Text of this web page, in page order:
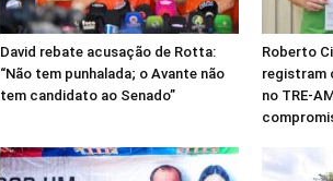
David rebate acusação de Rotta:
“Não tem punhalada; o Avante não
tem candidato ao Senado”
Roberto
registram
no TRE-